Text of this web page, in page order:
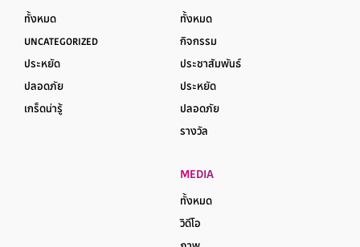
ทั้งหมด
UNCATEGORIZED
ประหยัด
ปลอดภัย
เกร็ดน่ารู้
ทั้งหมด
กิจกรรม
ประชาสัมพันธ์
ประหยัด
ปลอดภัย
รางวัล
MEDIA
ทั้งหมด
วิดีโอ